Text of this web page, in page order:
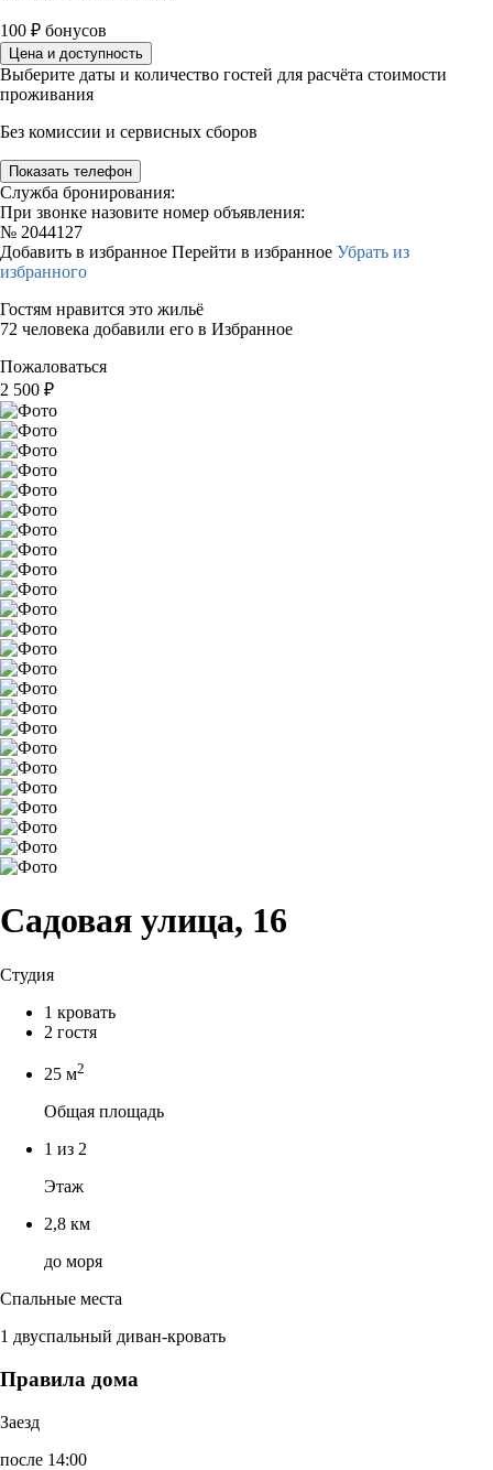
100 ₽ бонусов
Цена и доступность
Выберите даты и количество гостей для расчёта стоимости
проживания
Без комиссии и сервисных сборов
Показать телефон
Служба бронирования:
При звонке назовите номер объявления:
№ 2044127
Добавить в избранное Перейти в избранное Убрать из
избранного
Гостям нравится это жильё
72 человека добавили его в Избранное
Пожаловаться
2 500 ₽
Садовая улица, 16
Студия
1 кровать
2 гостя
25 м2
Общая площадь
1 из 2
Этаж
2,8 км
до моря
Спальные места
1 двуспальный диван-кровать
Правила дома
Заезд
после 14:00